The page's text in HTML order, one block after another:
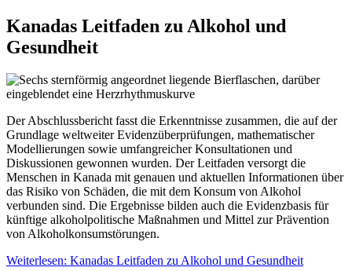
Kanadas Leitfaden zu Alkohol und
Gesundheit
Der Abschlussbericht fasst die Erkenntnisse zusammen, die auf der
Grundlage weltweiter Evidenzüberprüfungen, mathematischer
Modellierungen sowie umfangreicher Konsultationen und
Diskussionen gewonnen wurden. Der Leitfaden versorgt die
Menschen in Kanada mit genauen und aktuellen Informationen über
das Risiko von Schäden, die mit dem Konsum von Alkohol
verbunden sind. Die Ergebnisse bilden auch die Evidenzbasis für
künftige alkoholpolitische Maßnahmen und Mittel zur Prävention
von Alkoholkonsumstörungen.
Weiterlesen: Kanadas Leitfaden zu Alkohol und Gesundheit